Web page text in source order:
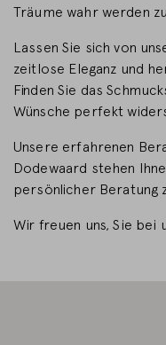
Träume wahr werden
Lassen Sie sich von
zeitlose Eleganz und
Finden Sie das
Wünsche perfekt
Unsere erfahrenen
Dodewaard stehen
persönlicher Beratung
Wir freuen uns, Sie bei